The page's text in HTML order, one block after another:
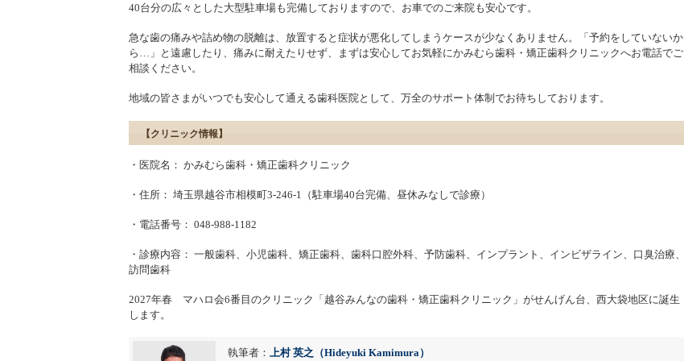
40台分の広々とした大型駐車場も完備しておりますので、お車でのご来院も安心です。
急な歯の痛みや詰め物の脱離は、放置すると症状が悪化してしまうケースが少なくありません。「予約をしていないか
ら…」と遠慮したり、痛みに耐えたりせず、まずは安心してお気軽にかみむら歯科・矯正歯科クリニックへお電話でご
相談ください。
地域の皆さまがいつでも安心して通える歯科医院として、万全のサポート体制でお待ちしております。
【クリニック情報】
・医院名： かみむら歯科・矯正歯科クリニック
・住所： 埼玉県越谷市相模町3-246-1（駐車場40台完備、昼休みなしで診療）
・電話番号： 048-988-1182
・診療内容： 一般歯科、小児歯科、矯正歯科、歯科口腔外科、予防歯科、インプラント、インビザライン、口臭治療、
訪問歯科
2027年春 マハロ会6番目のクリニック「越谷みんなの歯科・矯正歯科クリニック」がせんげん台、西大袋地区に誕生
します。
執筆者： 上村 英之（Hideyuki Kamimura）